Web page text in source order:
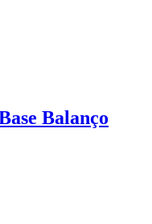
Balanço